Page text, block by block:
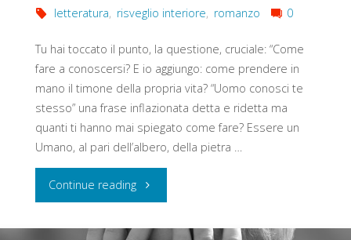
letteratura, risveglio interiore, romanzo 0
Tu hai toccato il punto, la questione, cruciale: “Come
fare a conoscersi? E io aggiungo: come prendere in
mano il timone della propria vita? “Uomo conosci te
stesso” una frase inflazionata detta e ridetta ma
quanti ti hanno mai spiegato come fare? Essere un
Umano, al pari dell’albero, della pietra …
Continue reading"Maestro: